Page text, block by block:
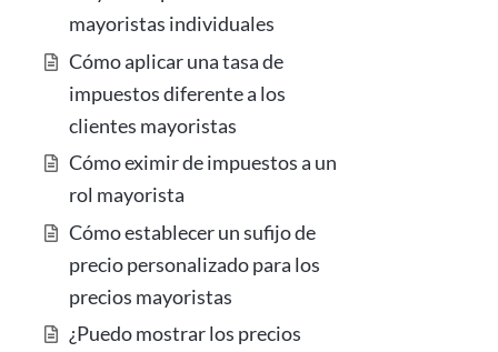
mayoristas individuales
Cómo aplicar una tasa de
impuestos diferente a los
clientes mayoristas
Cómo eximir de impuestos a un
rol mayorista
Cómo establecer un sufijo de
precio personalizado para los
precios mayoristas
¿Puedo mostrar los precios